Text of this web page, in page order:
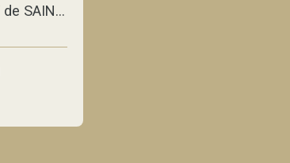
Christophe GALLET de SAINT-AURIN